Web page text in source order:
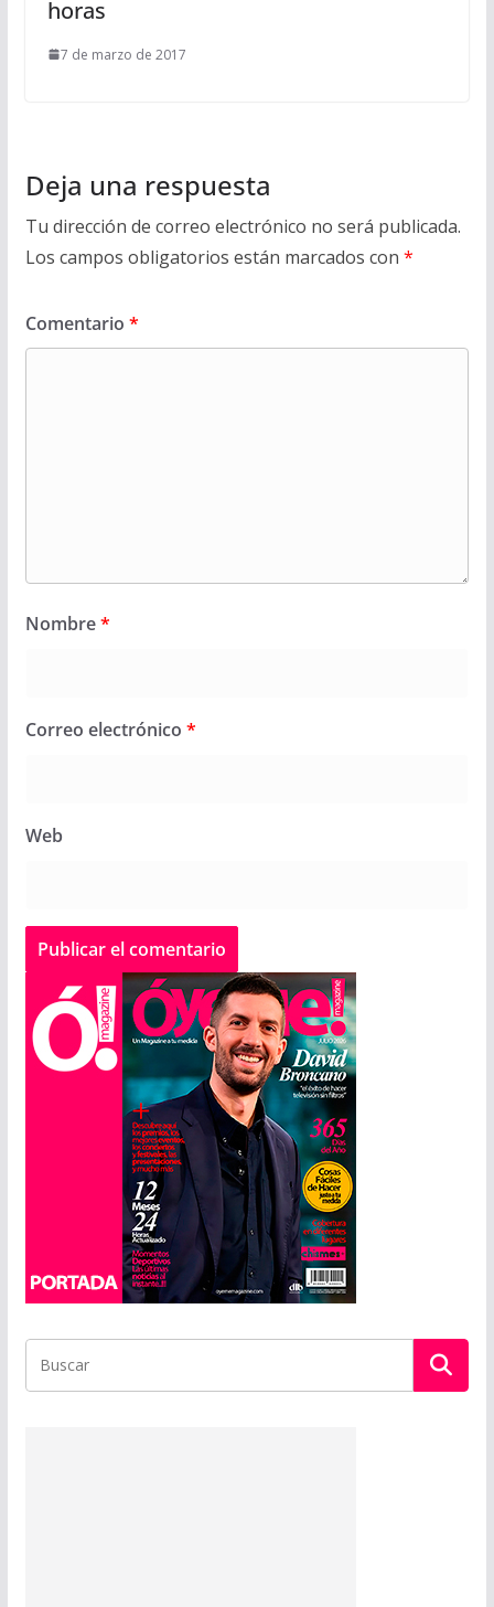
horas
7 de marzo de 2017
Deja una respuesta
Tu dirección de correo electrónico no será publicada.
Los campos obligatorios están marcados con *
Comentario *
Nombre*
Correo electrónico *
Web